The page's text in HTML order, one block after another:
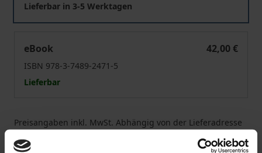
Lieferbar in 3-5 Werktagen
eBook
42,00 €
ISBN 978-3-7489-2471-5
Lieferbar
Preisangaben inkl. MwSt. Abhängig von der Lieferadresse